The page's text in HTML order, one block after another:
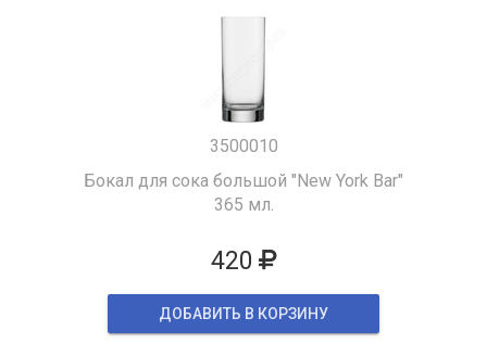
3500010
Бокал для сока большой "New York Bar"
365 мл.
420
ДОБАВИТЬ В КОРЗИНУ